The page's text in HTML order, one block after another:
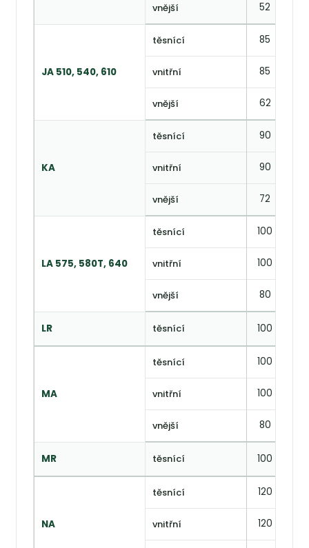
vnější 52
JA 510, 540, 610
těsnící 85
vnitřní 85
vnější 62
KA
těsnící 90
vnitřní 90
vnější 72
LA 575, 580T, 640
těsnící 100
vnitřní 100
vnější 80
LR těsnící 100
MA
těsnící 100
vnitřní 100
vnější 80
MR těsnící 100
NA
těsnící 120
vnitřní 120